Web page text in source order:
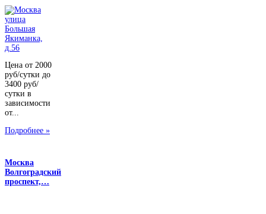
Цена от 2000
руб/сутки до
3400 руб/
сутки в
зависимости
от...
Подробнее »
Москва
Волгоградский
проспект,…